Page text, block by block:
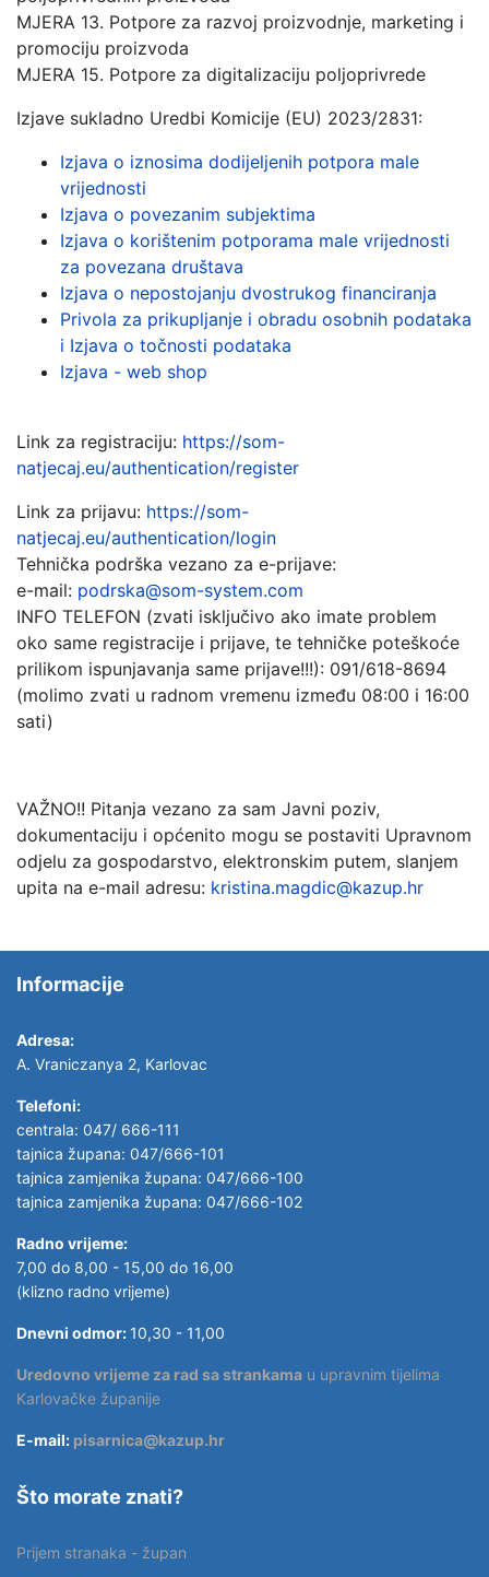
MJERA 13. Potpore za razvoj proizvodnje, marketing i
promociju proizvoda
MJERA 15. Potpore za digitalizaciju poljoprivrede
Izjave sukladno Uredbi Komicije (EU) 2023/2831:
Izjava o iznosima dodijeljenih potpora male
vrijednosti
Izjava o povezanim subjektima
Izjava o korištenim potporama male vrijednosti
za povezana društava
Izjava o nepostojanju dvostrukog financiranja
Privola za prikupljanje i obradu osobnih podataka
i Izjava o točnosti podataka
Izjava - web shop
Link za registraciju: https://som-
natjecaj.eu/authentication/register
Link za prijavu: https://som-
natjecaj.eu/authentication/login
Tehnička podrška vezano za e-prijave:
e-mail: podrska@som-system.com
INFO TELEFON (zvati isključivo ako imate problem
oko same registracije i prijave, te tehničke poteškoće
prilikom ispunjavanja same prijave!!!): 091/618-8694
(molimo zvati u radnom vremenu između 08:00 i 16:00
sati)
VAŽNO!! Pitanja vezano za sam Javni poziv,
dokumentaciju i općenito mogu se postaviti Upravnom
odjelu za gospodarstvo, elektronskim putem, slanjem
upita na e-mail adresu: kristina.magdic@kazup.hr
Informacije
Adresa:
A. Vraniczanya 2, Karlovac
Telefoni:
centrala: 047/ 666-111
tajnica župana: 047/666-101
tajnica zamjenika župana: 047/666-100
tajnica zamjenika župana: 047/666-102
Radno vrijeme:
7,00 do 8,00 - 15,00 do 16,00
(klizno radno vrijeme)
Dnevni odmor: 10,30 - 11,00
Uredovno vrijeme za rad sa strankama u upravnim tijelima
Karlovačke županije
E-mail: pisarnica@kazup.hr
Što morate znati?
Prijem stranaka - župan